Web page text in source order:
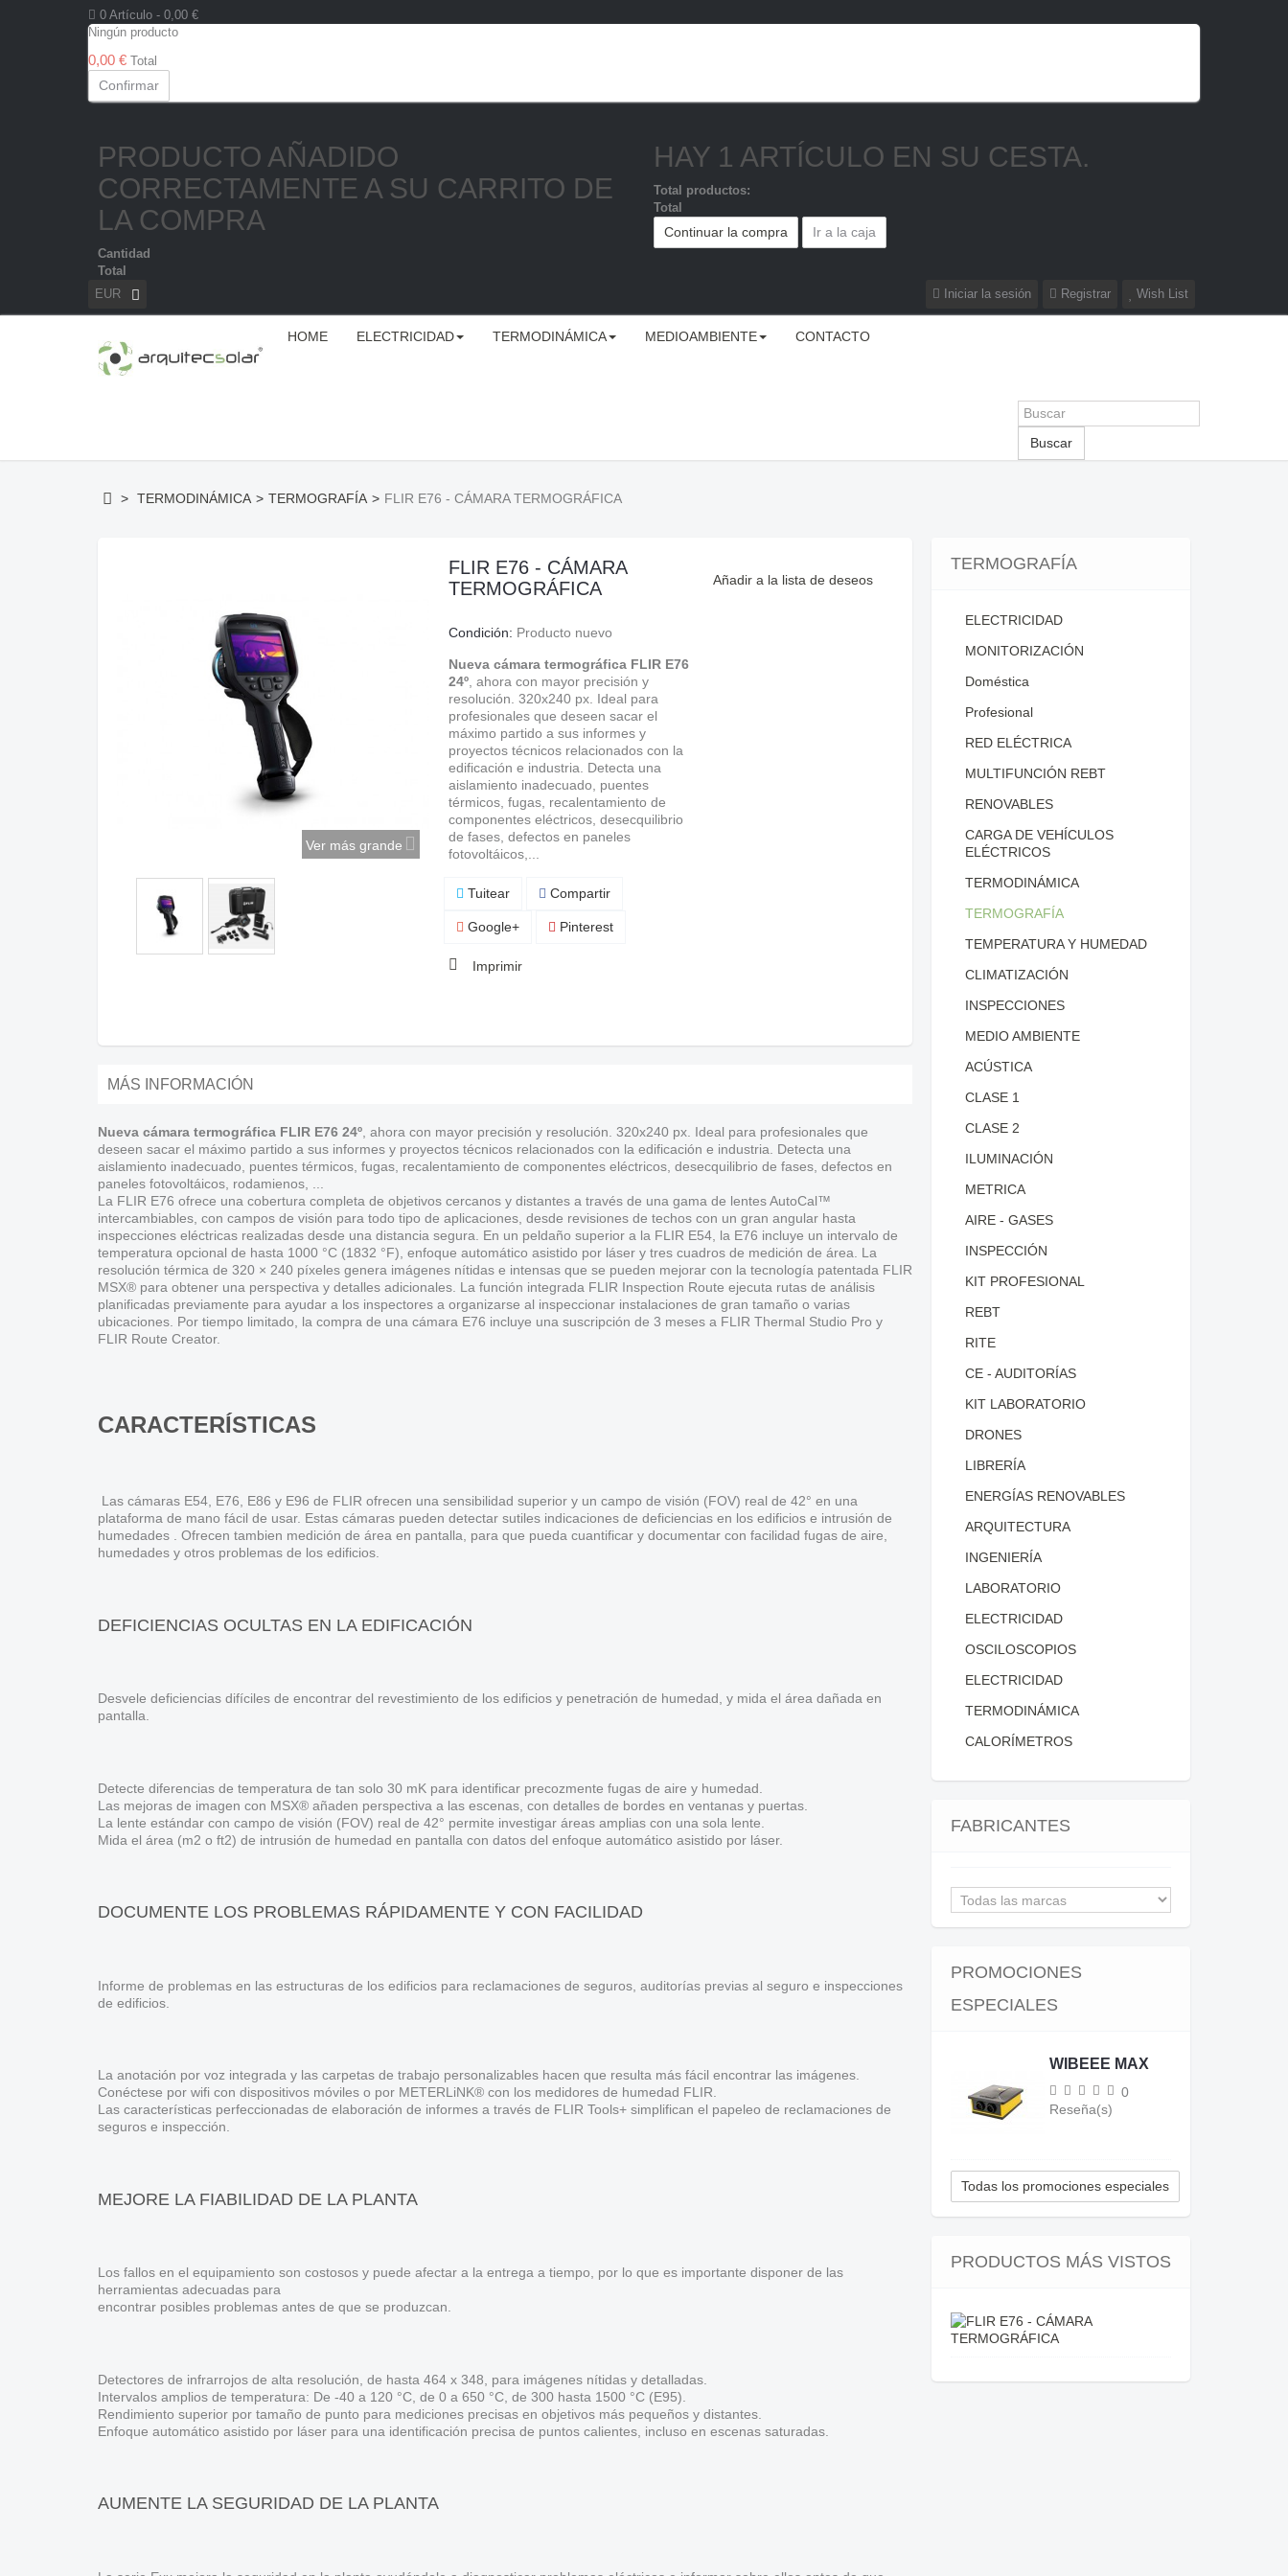
0 Artículo - 0,00 €
Ningún producto
0,00 € Total
Confirmar
PRODUCTO AÑADIDO
CORRECTAMENTE A SU CARRITO DE
LA COMPRA
Cantidad
Total
HAY 1 ARTÍCULO EN SU CESTA.
Total productos:
Total
Continuar la compra Ir a la caja
Iniciar la sesión Registrar Wish List
EUR
HOME ELECTRICIDAD TERMODINÁMICA MEDIOAMBIENTE CONTACTO
Buscar
> TERMODINÁMICA > TERMOGRAFÍA > FLIR E76 - CÁMARA TERMOGRÁFICA
Ver más grande
FLIR E76 - CÁMARA
TERMOGRÁFICA
Condición: Producto nuevo
Nueva cámara termográfica FLIR E76
24º, ahora con mayor precisión y
resolución. 320x240 px. Ideal para
profesionales que deseen sacar el
máximo partido a sus informes y
proyectos técnicos relacionados con la
edificación e industria. Detecta una
aislamiento inadecuado, puentes
térmicos, fugas, recalentamiento de
componentes eléctricos, desecquilibrio
de fases, defectos en paneles
fotovoltáicos,...
Tuitear Compartir
Google+ Pinterest
Imprimir
Añadir a la lista de deseos
MÁS INFORMACIÓN
Nueva cámara termográfica FLIR E76 24º , ahora con mayor precisión y resolución. 320x240 px. Ideal para profesionales que
deseen sacar el máximo partido a sus informes y proyectos técnicos relacionados con la edificación e industria. Detecta una
aislamiento inadecuado, puentes térmicos, fugas, recalentamiento de componentes eléctricos, desecquilibrio de fases, defectos en
paneles fotovoltáicos, rodamienos, ...
La FLIR E76 ofrece una cobertura completa de objetivos cercanos y distantes a través de una gama de lentes AutoCal™
intercambiables, con campos de visión para todo tipo de aplicaciones, desde revisiones de techos con un gran angular hasta
inspecciones eléctricas realizadas desde una distancia segura. En un peldaño superior a la FLIR E54, la E76 incluye un intervalo de
temperatura opcional de hasta 1000 °C (1832 °F), enfoque automático asistido por láser y tres cuadros de medición de área. La
resolución térmica de 320 × 240 píxeles genera imágenes nítidas e intensas que se pueden mejorar con la tecnología patentada FLIR
MSX® para obtener una perspectiva y detalles adicionales. La función integrada FLIR Inspection Route ejecuta rutas de análisis
planificadas previamente para ayudar a los inspectores a organizarse al inspeccionar instalaciones de gran tamaño o varias
ubicaciones. Por tiempo limitado, la compra de una cámara E76 incluye una suscripción de 3 meses a FLIR Thermal Studio Pro y
FLIR Route Creator.
CARACTERÍSTICAS
Las cámaras E54, E76, E86 y E96 de FLIR ofrecen una sensibilidad superior y un campo de visión (FOV) real de 42° en una
plataforma de mano fácil de usar. Estas cámaras pueden detectar sutiles indicaciones de deficiencias en los edificios e intrusión de
humedades . Ofrecen tambien medición de área en pantalla, para que pueda cuantificar y documentar con facilidad fugas de aire,
humedades y otros problemas de los edificios.
DEFICIENCIAS OCULTAS EN LA EDIFICACIÓN
Desvele deficiencias difíciles de encontrar del revestimiento de los edificios y penetración de humedad, y mida el área dañada en
pantalla.
Detecte diferencias de temperatura de tan solo 30 mK para identificar precozmente fugas de aire y humedad.
Las mejoras de imagen con MSX® añaden perspectiva a las escenas, con detalles de bordes en ventanas y puertas.
La lente estándar con campo de visión (FOV) real de 42° permite investigar áreas amplias con una sola lente.
Mida el área (m2 o ft2) de intrusión de humedad en pantalla con datos del enfoque automático asistido por láser.
DOCUMENTE LOS PROBLEMAS RÁPIDAMENTE Y CON FACILIDAD
Informe de problemas en las estructuras de los edificios para reclamaciones de seguros, auditorías previas al seguro e inspecciones
de edificios.
La anotación por voz integrada y las carpetas de trabajo personalizables hacen que resulta más fácil encontrar las imágenes.
Conéctese por wifi con dispositivos móviles o por METERLiNK® con los medidores de humedad FLIR.
Las características perfeccionadas de elaboración de informes a través de FLIR Tools+ simplifican el papeleo de reclamaciones de
seguros e inspección.
MEJORE LA FIABILIDAD DE LA PLANTA
Los fallos en el equipamiento son costosos y puede afectar a la entrega a tiempo, por lo que es importante disponer de las
herramientas adecuadas para
encontrar posibles problemas antes de que se produzcan.
Detectores de infrarrojos de alta resolución, de hasta 464 x 348, para imágenes nítidas y detalladas.
Intervalos amplios de temperatura: De -40 a 120 °C, de 0 a 650 °C, de 300 hasta 1500 °C (E95).
Rendimiento superior por tamaño de punto para mediciones precisas en objetivos más pequeños y distantes.
Enfoque automático asistido por láser para una identificación precisa de puntos calientes, incluso en escenas saturadas.
AUMENTE LA SEGURIDAD DE LA PLANTA
TERMOGRAFÍA
ELECTRICIDAD
MONITORIZACIÓN
Doméstica
Profesional
RED ELÉCTRICA
MULTIFUNCIÓN REBT
RENOVABLES
CARGA DE VEHÍCULOS
ELÉCTRICOS
TERMODINÁMICA
TERMOGRAFÍA
TEMPERATURA Y HUMEDAD
CLIMATIZACIÓN
INSPECCIONES
MEDIO AMBIENTE
ACÚSTICA
CLASE 1
CLASE 2
ILUMINACIÓN
METRICA
AIRE - GASES
INSPECCIÓN
KIT PROFESIONAL
REBT
RITE
CE - AUDITORÍAS
KIT LABORATORIO
DRONES
LIBRERÍA
ENERGÍAS RENOVABLES
ARQUITECTURA
INGENIERÍA
LABORATORIO
ELECTRICIDAD
OSCILOSCOPIOS
ELECTRICIDAD
TERMODINÁMICA
CALORÍMETROS
FABRICANTES
PROMOCIONES
ESPECIALES
WIBEEE MAX
0
Reseña(s)
Todas los promociones especiales
PRODUCTOS MÁS VISTOS